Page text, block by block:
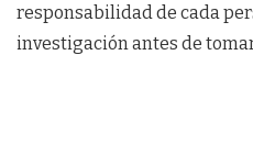
responsabilidad de cada
investigación antes de